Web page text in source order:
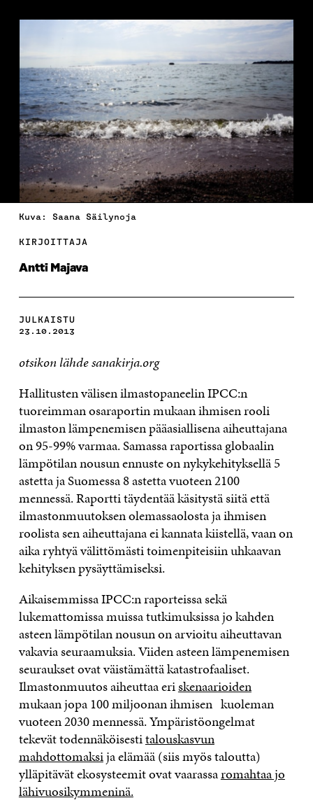
Kuva: Saana Säilynoja
KIRJOITTAJA
Antti Majava
JULKAISTU
23.10.2013
otsikon lähde sanakirja.org
Hallitusten välisen ilmastopaneelin IPCC:n
tuoreimman osaraportin mukaan ihmisen rooli
ilmaston lämpenemisen pääasiallisena aiheuttajana
on 95-99% varmaa. Samassa raportissa globaalin
lämpötilan nousun ennuste on nykykehityksellä 5
astetta ja Suomessa 8 astetta vuoteen 2100
mennessä. Raportti täydentää käsitystä siitä että
ilmastonmuutoksen olemassaolosta ja ihmisen
roolista sen aiheuttajana ei kannata kiistellä, vaan on
aika ryhtyä välittömästi toimenpiteisiin uhkaavan
kehityksen pysäyttämiseksi.
Aikaisemmissa IPCC:n raporteissa sekä
lukemattomissa muissa tutkimuksissa jo kahden
asteen lämpötilan nousun on arvioitu aiheuttavan
vakavia seuraamuksia. Viiden asteen lämpenemisen
seuraukset ovat väistämättä katastrofaaliset.
Ilmastonmuutos aiheuttaa eriskenaarioiden
mukaan jopa 100 miljoonan ihmisen kuoleman
vuoteen 2030 mennessä. Ympäristöongelmat
tekevät todennäköisestitalouskasvun
mahdottomaksija elämää (siis myös taloutta)
ylläpitävät ekosysteemit ovat vaarassaromahtaa jo
lähivuosikymmeninä.